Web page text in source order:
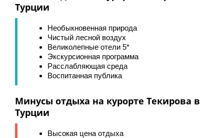
Турции
Необыкновенная природа
Чистый лесной воздух
Великолепные отели 5*
Экскурсионная программа
Расслабляющая среда
Воспитанная публика
Минусы отдыха на курорте Текирова в
Турции
Высокая цена отдыха